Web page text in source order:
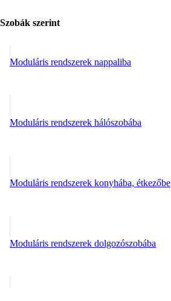
Szobák szerint
Moduláris rendszerek nappaliba
Moduláris rendszerek hálószobába
Moduláris rendszerek konyhába, étkezőbe
Moduláris rendszerek dolgozószobába